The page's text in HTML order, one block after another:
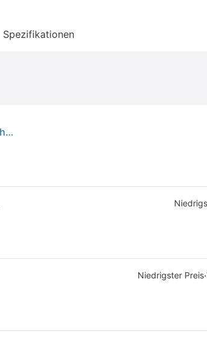
Spezifikationen
Fellow Ode Brew Gen 2 / V2 Elektrische Kaffeemühle - Matt Schwarz
Niedrigster Preis·